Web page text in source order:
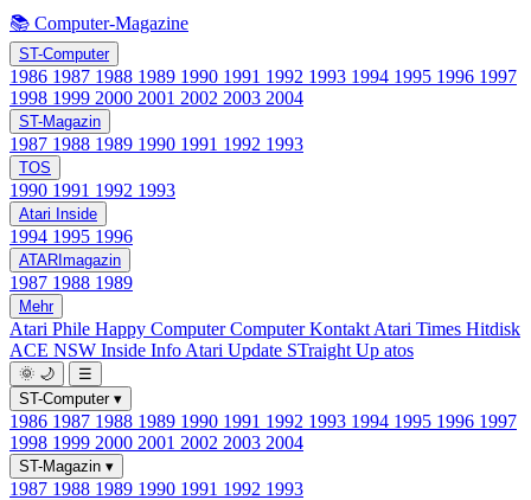
📚 Computer-Magazine
ST-Computer
1986 1987 1988 1989 1990 1991 1992 1993 1994 1995 1996 1997
1998 1999 2000 2001 2002 2003 2004
ST-Magazin
1987 1988 1989 1990 1991 1992 1993
TOS
1990 1991 1992 1993
Atari Inside
1994 1995 1996
ATARImagazin
1987 1988 1989
Mehr
Atari Phile Happy ComputerComputer Kontakt Atari Times Hitdisk
ACE NSW Inside Info Atari Update STraight Up atos
🌞 🌙
☰
ST-Computer ▾
1986 1987 1988 1989 1990 1991 1992 1993 1994 1995 1996 1997
1998 1999 2000 2001 2002 2003 2004
ST-Magazin ▾
1987 1988 1989 1990 1991 1992 1993